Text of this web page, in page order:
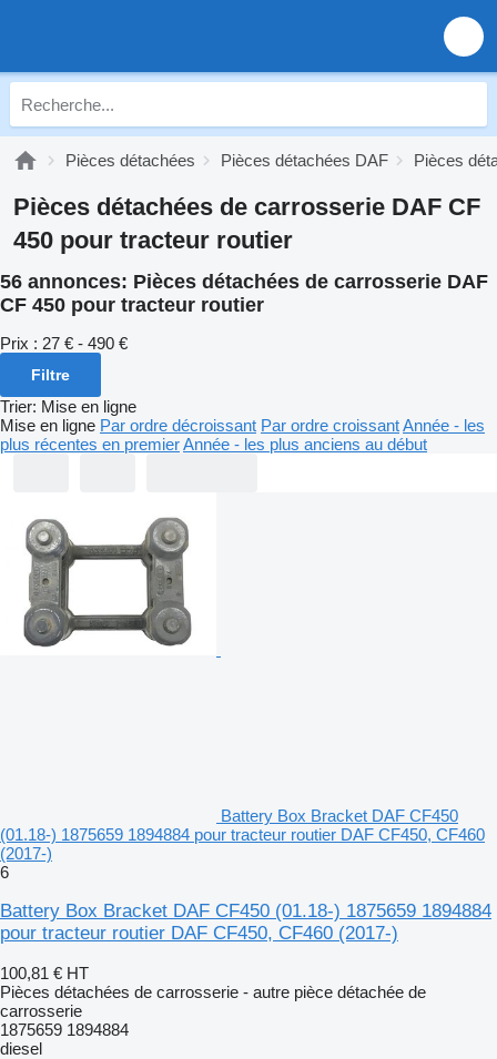
Pièces détachées Pièces détachées DAF Pièces
Pièces détachées de carrosserie DAF CF
450 pour tracteur routier
56 annonces: Pièces détachées de carrosserie DAF
CF 450 pour tracteur routier
Prix : 27 € - 490 €
Filtre
Trier: Mise en ligne
Mise en ligne Par ordre décroissant Par ordre croissantAnnée - les
plus récentes en premierAnnée - les plus anciens au début
Battery Box Bracket DAF CF450
(01.18-) 1875659 1894884 pour tracteur routier DAF CF450, CF460
(2017-)
6
Battery Box Bracket DAF CF450 (01.18-) 1875659 1894884
pour tracteur routier DAF CF450, CF460 (2017-)
100,81 € HT
Pièces détachées de carrosserie - autre pièce détachée de
carrosserie
1875659 1894884
diesel